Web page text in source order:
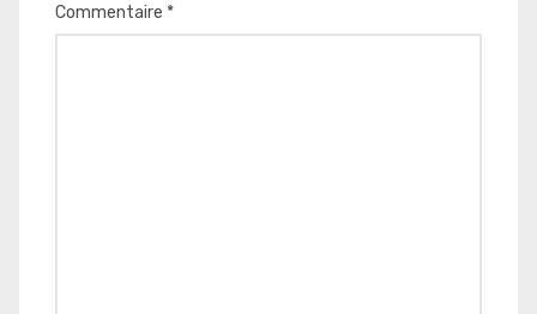
Commentaire *